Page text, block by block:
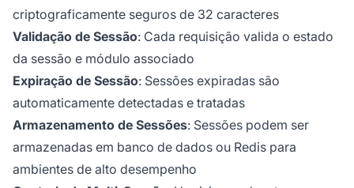
criptograficamente seguros de 32 caracteres
Validação de Sessão: Cada requisição valida o estado
da sessão e módulo associado
Expiração de Sessão: Sessões expiradas são
automaticamente detectadas e tratadas
Armazenamento de Sessões: Sessões podem ser
armazenadas em banco de dados ou Redis para
ambientes de alto desempenho